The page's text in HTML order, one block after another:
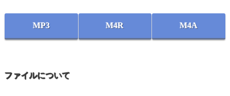
MP3 M4R M4A
ファイルについて